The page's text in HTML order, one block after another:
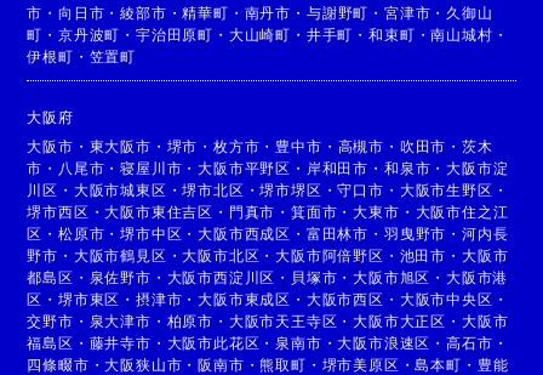
市 ・向日市 ・綾部市 ・精華町 ・ 南丹市 ・ 与謝野町 ・ 宮津市 ・ 久御山
町 ・京丹波町 ・宇治田原町 ・ 大山崎町 ・ 井手町 ・和束町 ・南山城村 ・
伊根町 ・ 笠置町
大阪府
大阪市 ・ 東大阪市 ・ 堺市 ・枚方市 ・ 豊中市 ・ 高槻市 ・ 吹田市 ・ 茨木
市 ・ 八尾市 ・寝屋川市 ・大阪市平野区 ・ 岸和田市 ・ 和泉市 ・大阪市淀
川区 ・ 大阪市城東区 ・堺市北区 ・堺市堺区 ・守口市 ・ 大阪市生野区 ・
堺市西区 ・大阪市東住吉区 ・ 門真市 ・箕面市 ・大東市 ・ 大阪市住之江
区 ・松原市 ・堺市中区 ・大阪市西成区 ・ 富田林市 ・ 羽曳野市 ・ 河内長
野市 ・ 大阪市鶴見区 ・大阪市北区 ・大阪市阿倍野区 ・ 池田市 ・ 大阪市
都島区 ・ 泉佐野市 ・ 大阪市西淀川区 ・ 貝塚市 ・大阪市旭区 ・大阪市港
区 ・堺市東区 ・摂津市 ・大阪市東成区 ・ 大阪市西区 ・ 大阪市中央区 ・
交野市 ・ 泉大津市 ・ 柏原市 ・ 大阪市天王寺区 ・大阪市大正区 ・ 大阪市
福島区 ・ 藤井寺市 ・ 大阪市此花区 ・ 泉南市 ・大阪市浪速区 ・高石市 ・
四條畷市 ・大阪狭山市 ・阪南市 ・熊取町 ・ 堺市美原区 ・島本町 ・ 豊能